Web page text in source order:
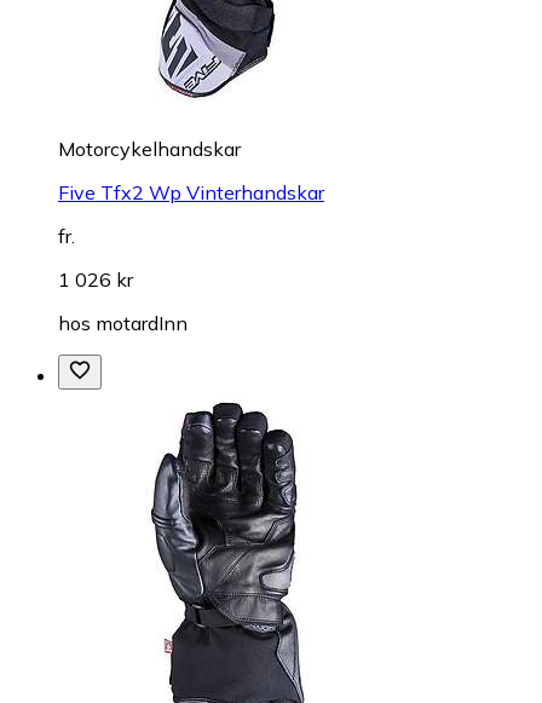
Motorcykelhandskar
Five Tfx2 Wp Vinterhandskar
fr.
1 026 kr
hos motardInn